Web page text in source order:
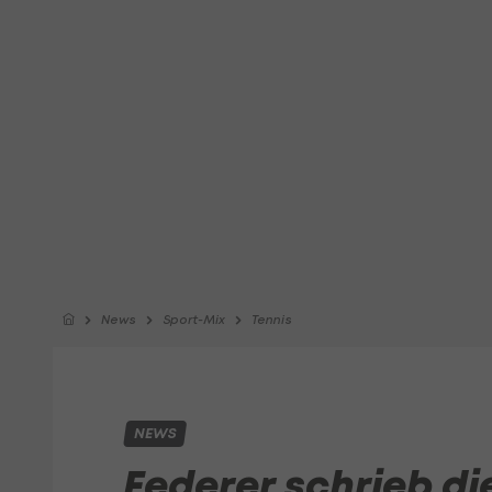
News Sport-Mix Tennis
NEWS